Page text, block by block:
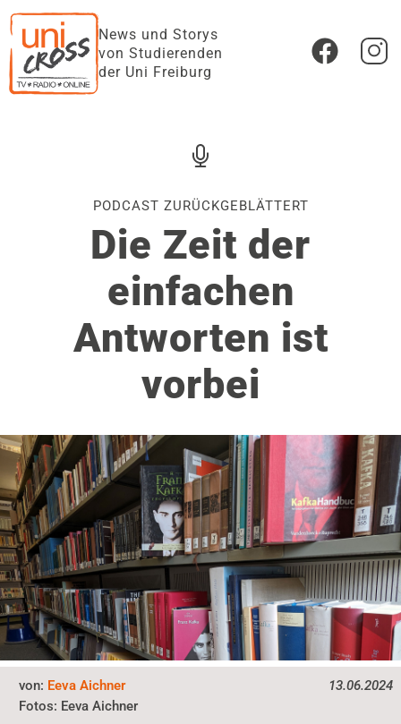
News und Storys
von Studierenden
der Uni Freiburg
PODCAST ZURÜCKGEBLÄTTERT
Die Zeit der
einfachen
Antworten ist
vorbei
13.06.2024
von: Eeva Aichner
Fotos: Eeva Aichner